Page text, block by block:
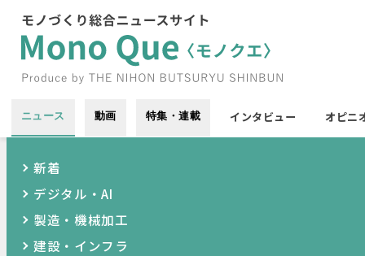
ニュース 動画 特集・連載 インタビュー オピニ
新着
デジタル・AI
製造・機械加工
建設・インフラ